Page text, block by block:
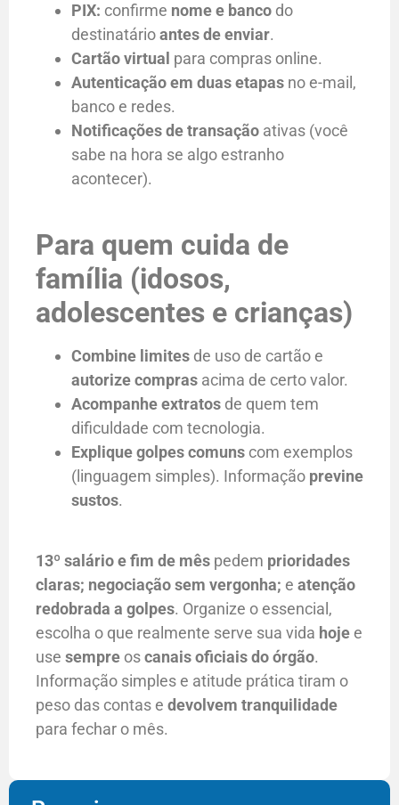
PIX: confirme nome e banco do
destinatárioantes de enviar.
Cartão virtual para compras online.
Autenticação em duas etapas no e-mail,
banco e redes.
Notificações de transação ativas (você
sabe na hora se algo estranho
acontecer).
Para quem cuida de
família (idosos,
adolescentes e crianças)
Combine limites de uso de cartão e
autorize compras acima de certo valor.
Acompanhe extratos de quem tem
dificuldade com tecnologia.
Explique golpes comuns com exemplos
(linguagem simples). Informação previne
sustos.
13º salário e fim de mês pedem prioridades
claras; negociação sem vergonha; e atenção
redobrada a golpes. Organize o essencial,
escolha o que realmente serve sua vida hoje e
use sempre oscanais oficiais do órgão.
Informação simples e atitude prática tiram o
peso das contas e devolvem tranquilidade
para fechar o mês.